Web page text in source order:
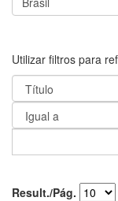
Utilizar filtros para
Result./Pág.